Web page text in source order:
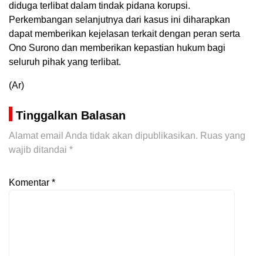
diduga terlibat dalam tindak pidana korupsi.
Perkembangan selanjutnya dari kasus ini diharapkan
dapat memberikan kejelasan terkait dengan peran serta
Ono Surono dan memberikan kepastian hukum bagi
seluruh pihak yang terlibat.
(Ar)
Tinggalkan Balasan
Alamat email Anda tidak akan dipublikasikan. Ruas yang
wajib ditandai *
Komentar *